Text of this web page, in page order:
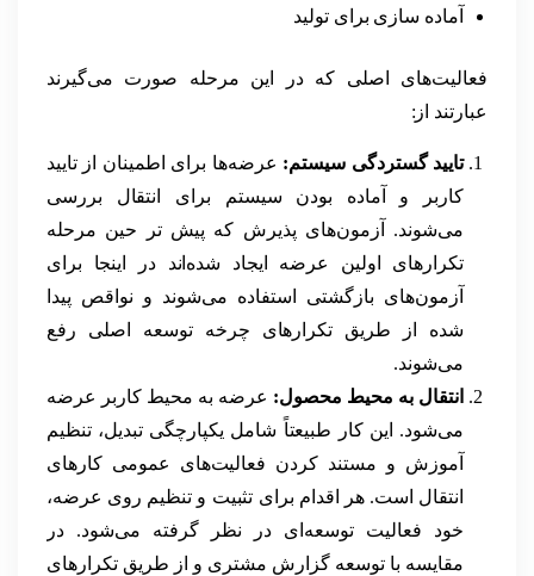
آماده سازی برای تولید
فعالیت‌های اصلی که در این مرحله صورت می‌گیرند
عبارتند از:
تایید گستردگی سیستم: عرضه‌ها برای اطمینان از تایید
کاربر و آماده بودن سیستم برای انتقال بررسی
می‌شوند. آزمون‌های پذیرش که پیش تر حین مرحله
تکرارهای اولین عرضه ایجاد شده‌اند در اینجا برای
آزمون‌های بازگشتی استفاده می‌شوند و نواقص پیدا
شده از طریق تکرارهای چرخه توسعه اصلی رفع
می‌شوند.
انتقال به محیط محصول: عرضه به محیط کاربر عرضه
می‌شود. این کار طبیعتاً شامل یکپارچگی تبدیل، تنظیم
آموزش و مستند کردن فعالیت‌های عمومی کارهای
انتقال است. هر اقدام برای تثبیت و تنظیم روی عرضه،
خود فعالیت توسعه‌ای در نظر گرفته می‌شود. در
مقایسه با توسعه گزارش مشتری و از طریق تکرارهای